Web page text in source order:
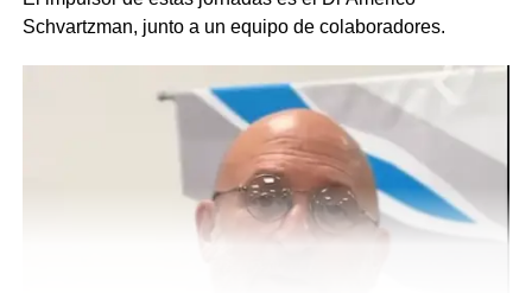
Schvartzman, junto a un equipo de colaboradores.